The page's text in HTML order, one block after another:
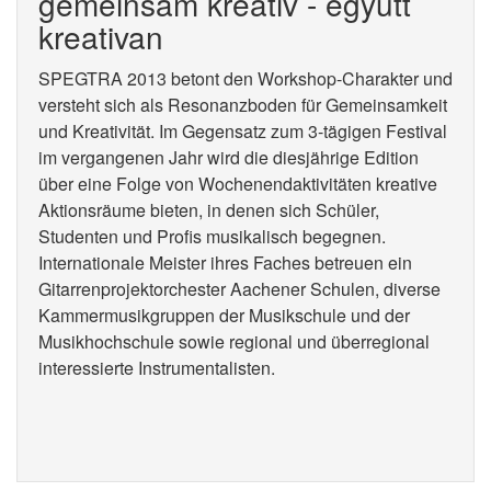
kreativan
SPEGTRA 2013 betont den Workshop-Charakter und
versteht sich als Resonanzboden für Gemeinsamkeit
und Kreativität. Im Gegensatz zum 3-tägigen Festival
im vergangenen Jahr wird die diesjährige Edition
über eine Folge von Wochenendaktivitäten kreative
Aktionsräume bieten, in denen sich Schüler,
Studenten und Profis musikalisch begegnen.
Internationale Meister ihres Faches betreuen ein
Gitarrenprojektorchester Aachener Schulen, diverse
Kammermusikgruppen der Musikschule und der
Musikhochschule sowie regional und überregional
interessierte Instrumentalisten.